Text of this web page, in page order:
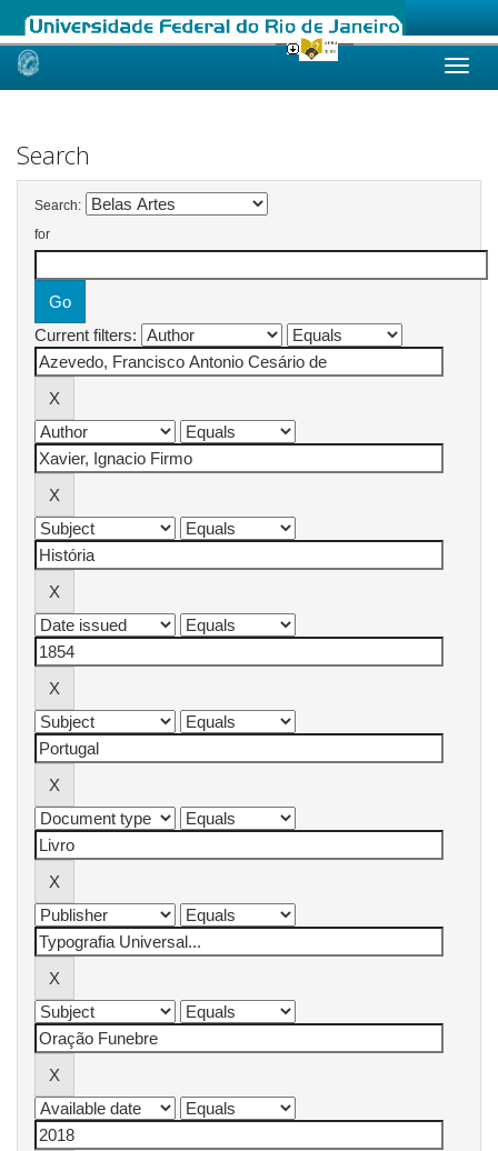
Skip
Search
Search:
for
Current filters: